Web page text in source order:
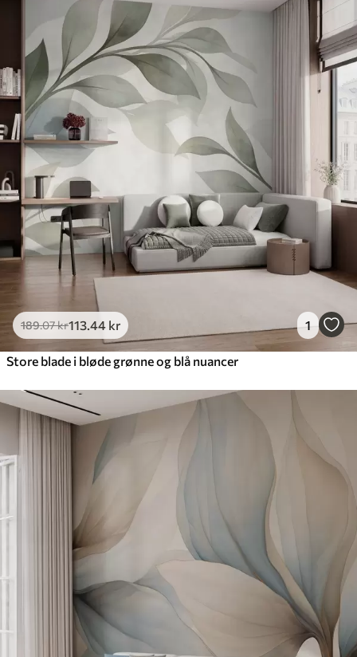
189.07kr113.44 kr 1
Store blade i bløde grønne og blå nuancer